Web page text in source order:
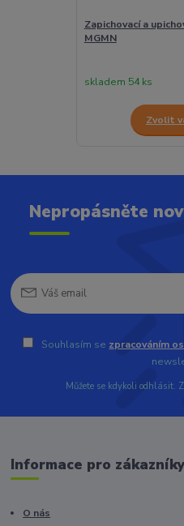
Zapichovací a
MGMN
skladem 54 ks
Zvolit
Nepropásněte
Souhlasím se zpracováním
Můžete se kdykoli odhlásit.
Informace pro zákazníky
O nás